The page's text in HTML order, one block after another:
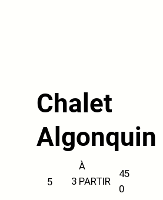
Chalet
Algonquin
5 3
À
PARTIR
45
0